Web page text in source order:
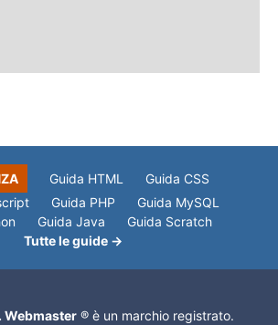
Guida HTML
Guida CSS
Guida PHP
Guida MySQL
Guida Java
Guida Scratch
Tutte le guide →
Webmaster ® è un marchio registrato.